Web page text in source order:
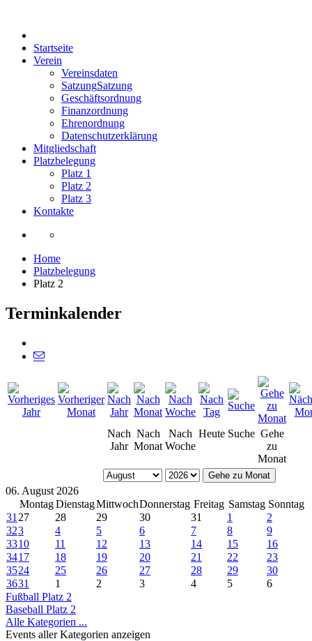
Startseite
Verein
Vereinsdaten
SatzungSatzung
Geschäftsordnung
Finanzordnung
Ehrenordnung
Datenschutzerklärung
Mitgliedschaft
Platzbelegung
Platz 1
Platz 2
Platz 3
Kontakte
Home
Platzbelegung
Platz 2
Terminkalender
Nach
Jahr
Nach
Monat
Nach
Woche
Heute Suche Gehe
zu
Monat
Gehe zu Monat
06. August 2026
Montag DienstagMittwochDonnerstag Freitag Samstag Sonntag
31 27 28 29 30 31 1
2
323 4 5 6 7 8
9
3310 11 12 13 14 15
16
3417 18 19 20 21 22
23
3524 25 26 27 28 29
30
3631 1 2 3 4 5
6
Fußball Platz 2
Baseball Platz 2
Alle Kategorien ...
Events aller Kategorien anzeigen